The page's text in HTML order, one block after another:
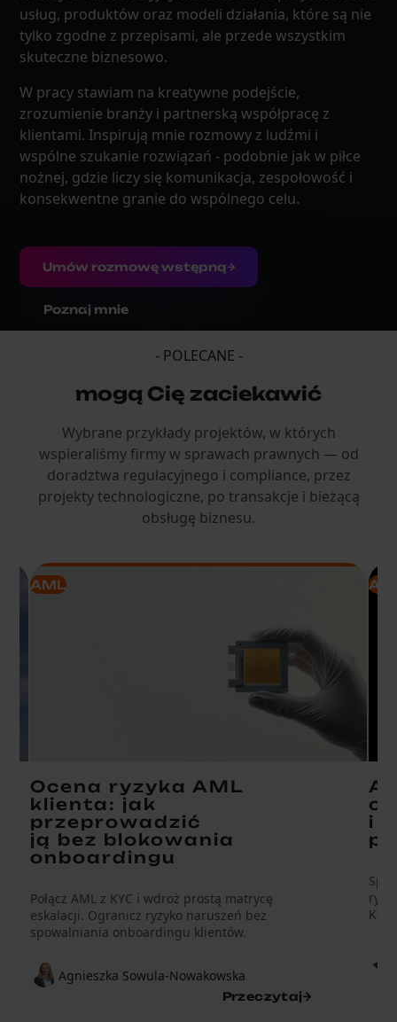
usług, produktów oraz modeli działania, które są nie
tylko zgodne z przepisami, ale przede wszystkim
skuteczne biznesowo.
W pracy stawiam na kreatywne podejście,
zrozumienie branży i partnerską współpracę z
klientami. Inspirują mnie rozmowy z ludźmi i
wspólne szukanie rozwiązań - podobnie jak w piłce
nożnej, gdzie liczy się komunikacja, zespołowość i
konsekwentne granie do wspólnego celu.
Umów rozmowę wstępną
Poznaj mnie
- POLECANE -
mogą Cię zaciekawić
Wybrane przykłady projektów, w których
wspieraliśmy firmy w sprawach prawnych — od
doradztwa regulacyjnego i compliance, przez
projekty technologiczne, po transakcje i bieżącą
obsługę biznesu.
AML
Ocena ryzyka AML
klienta: jak
przeprowadzić
ją bez blokowania
onboardingu
Połącz AML z KYC i wdroż prostą matrycę
eskalacji. Ogranicz ryzyko naruszeń bez
spowalniania onboardingu klientów.
Agnieszka Sowula-Nowakowska
Przeczytaj
i